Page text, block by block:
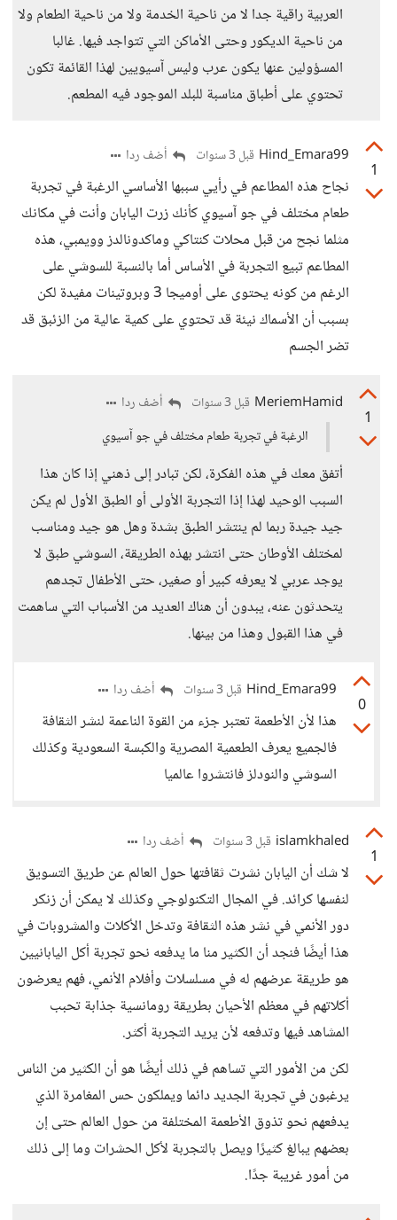
العربية راقية جدا لا من ناحية الخدمة ولا من ناحية الطعام ولا
من ناحية الديكور وحتى الأماكن التي تتواجد فيها. غالبا
المسؤولين عنها يكون عرب وليس آسيويين لهذا القائمة تكون
تحتوي على أطباق مناسبة للبلد الموجود فيه المطعم.
1
Hind_Emara99 قبل 3 سنوات أضف ردا
نجاح هذه المطاعم في رأيي سببها الأساسي الرغبة في تجربة
طعام مختلف في جو آسيوي كأنك زرت اليابان وأنت في مكانك
مثلما نجح من قبل محلات كنتاكي وماكدونالدز وويمبي، هذه
المطاعم تبيع التجربة في الأساس أما بالنسبة للسوشي على
الرغم من كونه يحتوى على أوميجا 3 وبروتينات مفيدة لكن
بسبب أن الأسماك نيئة قد تحتوي على كمية عالية من الزئبق قد
تضر الجسم
1
MeriemHamid قبل 3 سنوات
أضف ردا
الرغبة في تجربة طعام مختلف في جو آسيوي
أتفق معك في هذه الفكرة، لكن تبادر إلى ذهني إذا كان هذا
السبب الوحيد لهذا إذا التجربة الأولى أو الطبق الأول لم يكن
جيد جيدة ربما لم ينتشر الطبق بشدة وهل هو جيد ومناسب
لمختلف الأوطان حتى انتشر بهذه الطريقة، السوشي طبق لا
يوجد عربي لا يعرفه كبير أو صغير، حتى الأطفال تجدهم
يتحدثون عنه، يبدون أن هناك العديد من الأسباب التي ساهمت
في هذا القبول وهذا من بينها.
0
Hind_Emara99 قبل 3 سنوات أضف ردا
هذا لأن الأطعمة تعتبر جزء من القوة الناعمة لنشر الثقافة
فالجميع يعرف الطعمية المصرية والكبسة السعودية وكذلك
السوشي والنودلز فانتشروا عالميا
1
islamkhaled قبل 3 سنوات أضف ردا
لا شك أن اليابان نشرت ثقافتها حول العالم عن طريق التسويق
لنفسها كرائد. في المجال التكنولوجي وكذلك لا يمكن أن زنكر
دور الأنمي في نشر هذه الثقافة وتدخل الأكلات والمشروبات في
هذا أيضًا فنجد أن الكثير منا ما يدفعه نحو تجربة أكل اليابانيين
هو طريقة عرضهم له في مسلسلات وأفلام الأنمي، فهم يعرضون
أكلاتهم في معظم الأحيان بطريقة رومانسية جذابة تحبب
المشاهد فيها وتدفعه لأن يريد التجربة أكثر.
لكن من الأمور التي تساهم في ذلك أيضًا هو أن الكثير من الناس
يرغبون في تجربة الجديد دائما ويملكون حس المغامرة الذي
يدفعهم نحو تذوق الأطعمة المختلفة من حول العالم حتى إن
بعضهم يبالغ كثيرًا ويصل بالتجربة لأكل الحشرات وما إلى ذلك
من أمور غريبة جدًا.